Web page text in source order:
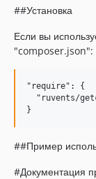
##Установка
Если вы
"composer.json":
"require": {
"ruvents/
##Пример
#Документация